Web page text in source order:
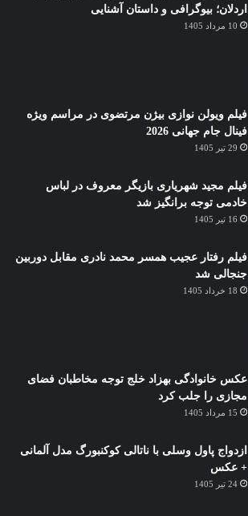
اردلان؛ بیوگرافی و داستان آشنایی
10 مرداد 1405
فیلم ویولن نوازی بیژن مرتضوی در مراسم ویژه
فینال جام جهانی 2026
29 تیر 1405
فیلم مجید شهریاری بازیگر معروف در لباس
خادمی توجه برانگیز شد
16 تیر 1405
فیلم رفتار عجیب همسر محمد نادری مقابل دوربین
جنجالی شد
18 خرداد 1405
عکس خانوادگی بهزاد خلج توجه مخاطبان فضای
مجازی را جلب کرد
15 مرداد 1405
ازدواج پاول وسلی با ناتالی کوکنبورگ مدل آلمانی
+ عکس
24 تیر 1405